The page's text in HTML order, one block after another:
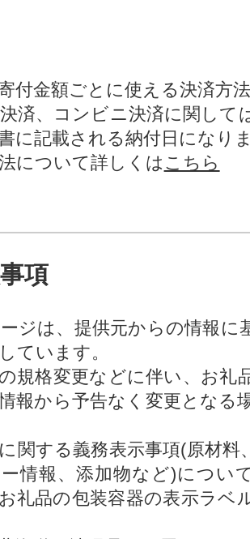
付金額ごとに使える決済方
済、コンビニ決済に関して
に記載される納付日になり
について詳しくは こちら
項
ジは、提供元からの情報に
ています。
規格変更などに伴い、お礼
報から予告なく変更となる
関する義務表示事項(原材料
情報、添加物など)につい
礼品の包装容器の表示ラベ